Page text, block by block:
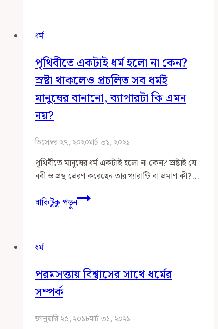
ধর্ম
সঠিক?
ধর্ম
পৃথিবীতে একটাই ধর্ম হলো না কেন?
স্রষ্টা থাকলেও প্রচলিত সব ধর্মই
মানুষের বানানো, ব্যাপারটা কি এমন
নয়?
ডিসেম্বর ২৭, ২০২০মার্চ ৩১, ২০২১
পৃথিবীতে মানুষের ধর্ম একটাই হলো না কেন? স্রষ্টাই যে
নবী ও গ্রন্থ প্রেরণ করেছেন তার গ্যারান্টি বা প্রমাণ কী?…
বাকিটুকু পড়ুনপৃথিবীতে
একটাই
স্রষ্টা
সব
ধর্ম
পরমসত্তায় বিশ্বাসের সাথে ধর্মের
সম্পর্ক
জানুয়ারি ২৫, ২০১৮মার্চ ৩১, ২০২১